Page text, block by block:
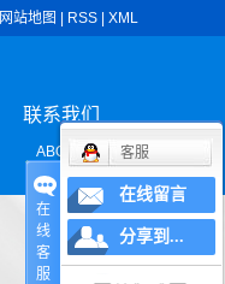
网站地图 RSS XML
联系我们
ABOUT
联系我们
在
线
客
服
客服
在线留言
分享到...